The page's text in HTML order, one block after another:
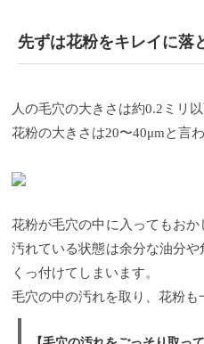
先ずは花粉をキレイに落
人の毛穴の大きさは約0.2ミリ
花粉の大きさは20〜40μmと言
花粉が毛穴の中に入ってもお
汚れている状態は余分な油分
くっ付けてしまいます。
毛穴の中の汚れを取り、花粉も